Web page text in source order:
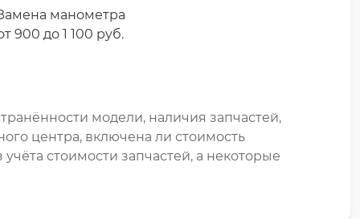
манометра
900 до 1 100 pyб.
модели, наличия запчастей,
центра, включена ли стоимость
стоимости запчастей, а некоторые